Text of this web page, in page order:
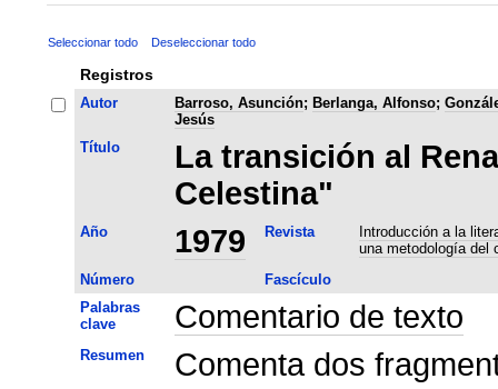
Seleccionar todo Deseleccionar todo
Registros
Autor Barroso, Asunción; Berlanga, Alfonso;
Jesús
Título
La transición al
Celestina"
Año 1979 Revista
Introducción a la
una metodología del
Número
Fascículo
Palabras
clave
Comentario de texto
Resumen Comenta dos